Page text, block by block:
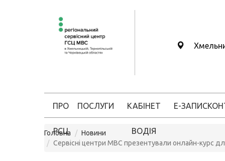
ПРО
РСЦ
ПОСЛУГИ КАБІНЕТ
ВОДІЯ
Е-ЗАПИС
Головна
Новини
Сервісні центри МВС презентували онлайн-курс